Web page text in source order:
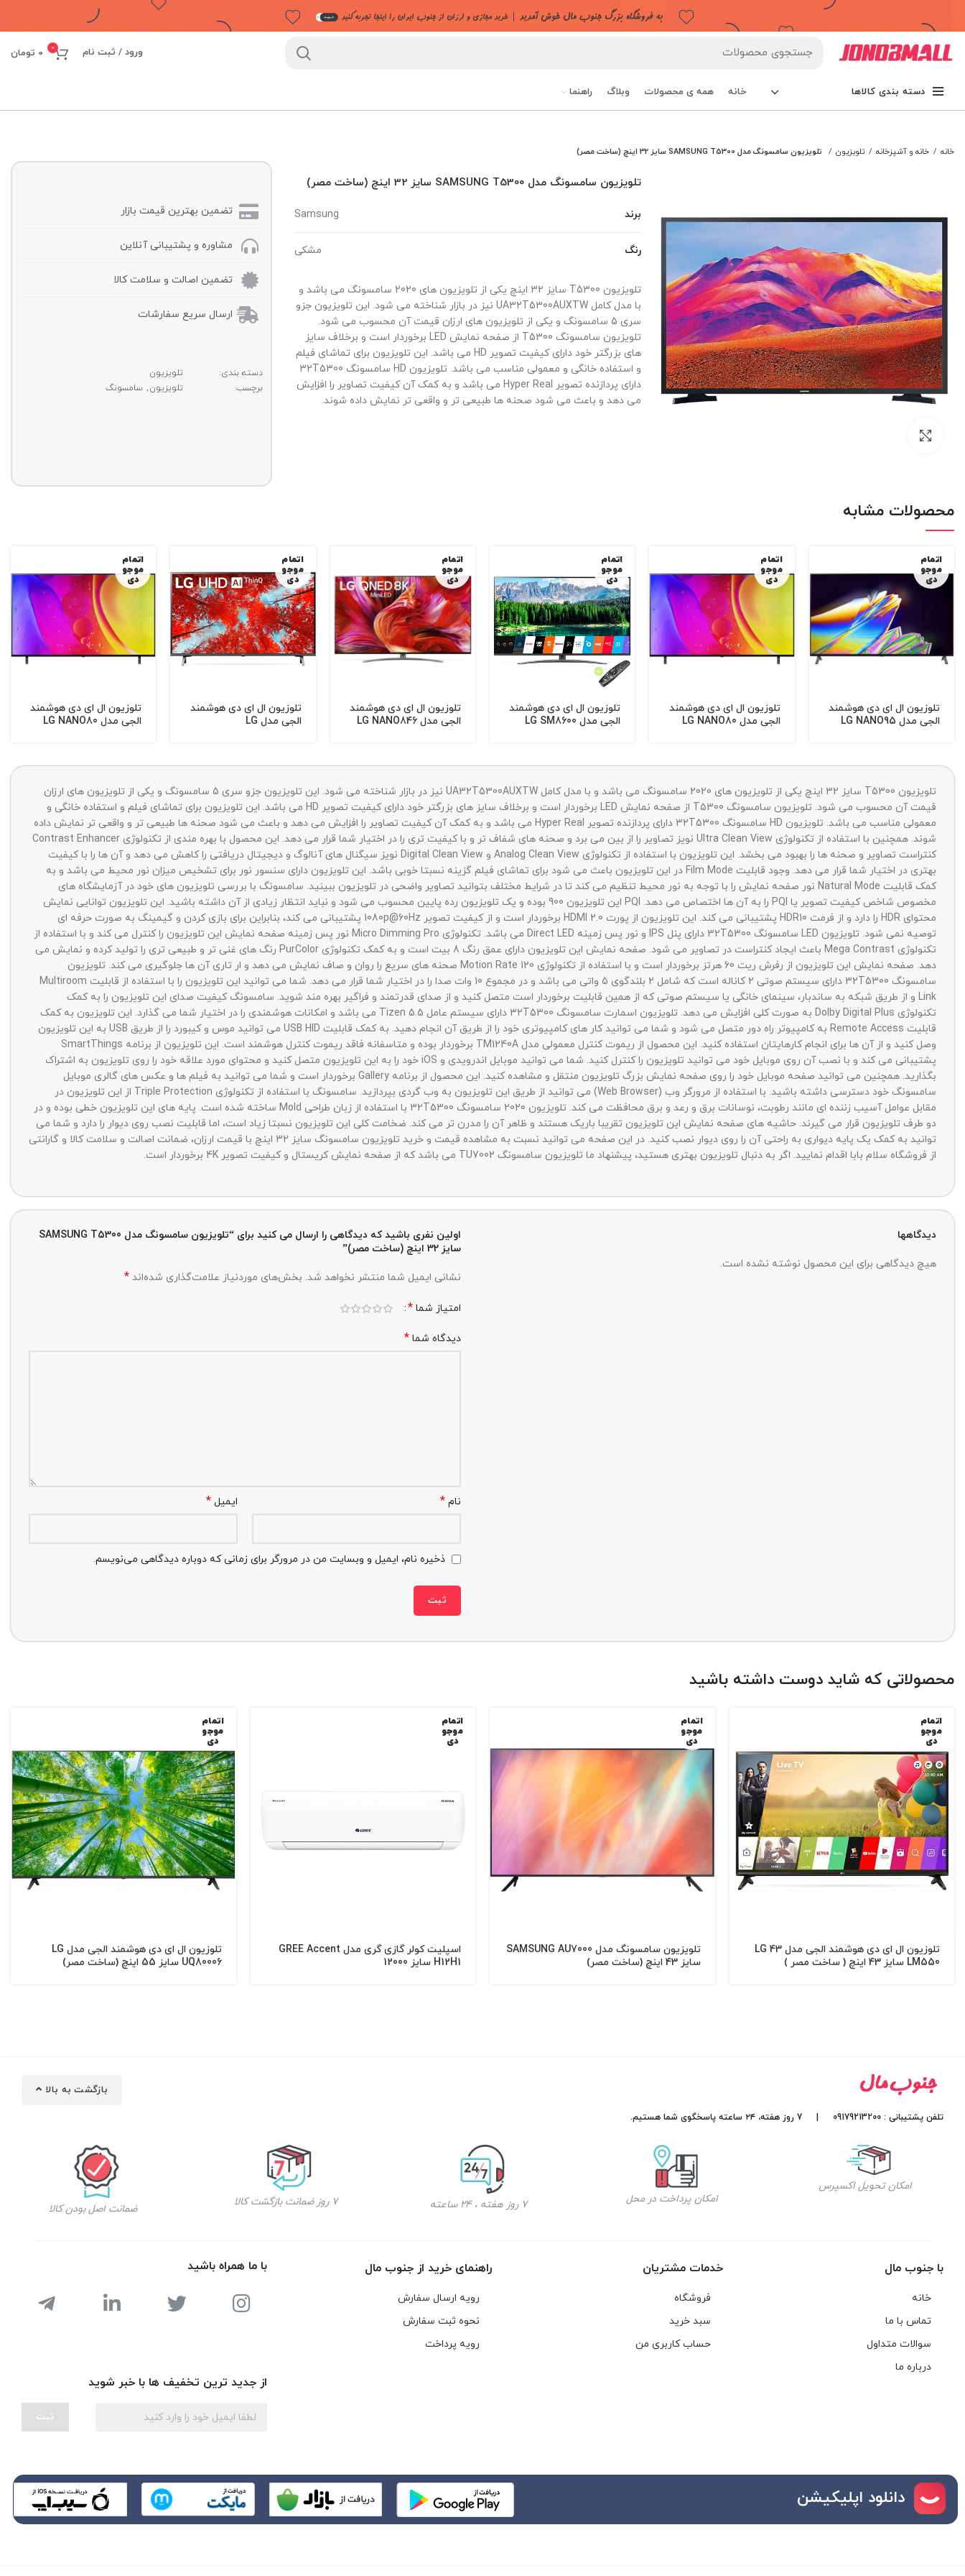
.
ورود / ثبت نام 0
0 تومان
دسته بندی کالاها خانه همه ی محصولات وبلاگ راهنما
خانه خانه و آشپزخانه تلویزیون تلویزیون سامسونگ مدل SAMSUNG T5300 سایز 32 اینچ (ساخت مصر)
تلویزیون سامسونگ مدل SAMSUNG T5300 سایز 32 اینچ (ساخت مصر)
برند Samsung
رنگ مشکی
تلویزیون T5300 سایز 32 اینچ یکی از تلویزیون های 2020 سامسونگ می باشد و
با مدل کامل UA32T5300AUXTW نیز در بازار شناخته می شود. این تلویزیون جزو
سری 5 سامسونگ و یکی از تلویزیون های ارزان قیمت آن محسوب می شود.
تلویزیون سامسونگ T5300 از صفحه نمایش LED برخوردار است و برخلاف سایز
های بزرگتر خود دارای کیفیت تصویر HD می باشد. این تلویزیون برای تماشای فیلم
و استفاده خانگی و معمولی مناسب می باشد. تلویزیون HD سامسونگ 32T5300
دارای پردازنده تصویر Hyper Real می باشد و به کمک آن کیفیت تصاویر را افزایش
می دهد و باعث می شود صحنه ها طبیعی تر و واقعی تر نمایش داده شوند.
تضمین بهترین قیمت بازار
مشاوره و پشتیبانی آنلاین
تضمین اصالت و سلامت کالا
ارسال سریع سفارشات
دسته بندی:
تلویزیون
برچسب:
تلویزیون, سامسونگ
محصولات مشابه
اتمام
موجو
دی
تلوزیون ال ای دی هوشمند
الجی مدل LG NANO95
اتمام
موجو
دی
تلوزیون ال ای دی هوشمند
الجی مدل LG NANO80
اتمام
موجو
دی
تلوزیون ال ای دی هوشمند
الجی مدل LG SM8600
اتمام
موجو
دی
تلوزیون ال ای دی هوشمند
الجی مدل LG NANO846
اتمام
موجو
دی
تلوزیون ال ای دی هوشمند
الجی مدل LG
اتمام
موجو
دی
تلوزیون ال ای دی هوشمند
الجی مدل LG NANO80
تلویزیون T5300 سایز 32 اینچ یکی از تلویزیون های 2020 سامسونگ می باشد و با مدل کامل UA32T5300AUXTW نیز در بازار شناخته می شود. این تلویزیون جزو سری 5 سامسونگ و یکی از تلویزیون های ارزان
قیمت آن محسوب می شود. تلویزیون سامسونگ T5300 از صفحه نمایش LED برخوردار است و برخلاف سایز های بزرگتر خود دارای کیفیت تصویر HD می باشد. این تلویزیون برای تماشای فیلم و استفاده خانگی و
معمولی مناسب می باشد. تلویزیون HD سامسونگ 32T5300 دارای پردازنده تصویر Hyper Real می باشد و به کمک آن کیفیت تصاویر را افزایش می دهد و باعث می شود صحنه ها طبیعی تر و واقعی تر نمایش داده
شوند. همچنین با استفاده از تکنولوژی Ultra Clean View نویز تصاویر را از بین می برد و صحنه های شفاف تر و با کیفیت تری را در اختیار شما قرار می دهد. این محصول با بهره مندی از تکنولوژی Contrast Enhancer
کنتراست تصاویر و صحنه ها را بهبود می بخشد. این تلویزیون با استفاده از تکنولوژی Analog Clean View و Digital Clean View نویز سیگنال های آنالوگ و دیجیتال دریافتی را کاهش می دهد و آن ها را با کیفیت
بهتری در اختیار شما قرار می دهد. وجود قابلیت Film Mode در این تلویزیون باعث می شود برای تماشای فیلم گزینه نسبتا خوبی باشد. این تلویزیون دارای سنسور نور برای تشخیص میزان نور محیط می باشد و به
کمک قابلیت Natural Mode نور صفحه نمایش را با توجه به نور محیط تنظیم می کند تا در شرایط مختلف بتوانید تصاویر واضحی در تلویزیون ببینید. سامسونگ با بررسی تلویزیون های خود در آزمایشگاه های
مخصوص شاخص کیفیت تصویر یا PQI را به آن ها اختصاص می دهد. PQI این تلویزیون 900 بوده و یک تلویزیون رده پایین محسوب می شود و نباید انتظار زیادی از آن داشته باشید. این تلویزیون توانایی نمایش
محتوای HDR را دارد و از فرمت HDR10 پشتیبانی می کند. این تلویزیون از پورت HDMI 2.0 برخوردار است و از کیفیت تصویر 1080p@60Hz پشتیبانی می کند، بنابراین برای بازی کردن و گیمینگ به صورت حرفه ای
توصیه نمی شود. تلویزیون LED سامسونگ 32T5300 دارای پنل IPS و نور پس زمینه Direct LED می باشد. تکنولوژی Micro Dimming Pro نور پس زمینه صفحه نمایش این تلویزیون را کنترل می کند و با استفاده از
تکنولوژی Mega Contrast باعث ایجاد کنتراست در تصاویر می شود. صفحه نمایش این تلویزیون دارای عمق رنگ 8 بیت است و به کمک تکنولوژی PurColor رنگ های غنی تر و طبیعی تری را تولید کرده و نمایش می
دهد. صفحه نمایش این تلویزیون از رفرش ریت 60 هرتز برخوردار است و با استفاده از تکنولوژی Motion Rate 120 صحنه های سریع را روان و صاف نمایش می دهد و ار تاری آن ها جلوگیری می کند. تلویزیون
سامسونگ 32T5300 دارای سیستم صوتی 2 کاناله است که شامل 2 بلندگوی 5 واتی می باشد و در مجموع 10 وات صدا را در اختیار شما قرار می دهد. شما می توانید این تلویزیون را با استفاده از قابلیت Multiroom
Link و از طریق شبکه به ساندبار، سینمای خانگی یا سیستم صوتی که از همین قابلیت برخوردار است متصل کنید و از صدای قدرتمند و فراگیر بهره مند شوید. سامسونگ کیفیت صدای این تلویزیون را به کمک
تکنولوژی Dolby Digital Plus به صورت کلی افزایش می دهد. تلویزیون اسمارت سامسونگ 32T5300 دارای سیستم عامل Tizen 5.5 می باشد و امکانات هوشمندی را در اختیار شما می گذارد. این تلویزیون به کمک
قابلیت Remote Access به کامپیوتر راه دور متصل می شود و شما می توانید کار های کامپیوتری خود را از طریق آن انجام دهید. به کمک قابلیت USB HID می توانید موس و کیبورد را از طریق USB به این تلویزیون
وصل کنید و از آن ها برای انجام کارهایتان استفاده کنید. این محصول از ریموت کنترل معمولی مدل TM1240A برخوردار بوده و متاسفانه فاقد ریموت کنترل هوشمند است. این تلویزیون از برنامه SmartThings
پشتیبانی می کند و با نصب آن روی موبایل خود می توانید تلویزیون را کنترل کنید. شما می توانید موبایل اندرویدی و iOS خود را به این تلویزیون متصل کنید و محتوای مورد علاقه خود را روی تلویزیون به اشتراک
بگذارید. همچنین می توانید صفحه موبایل خود را روی صفحه نمایش بزرگ تلویزیون منتقل و مشاهده کنید. این محصول از برنامه Gallery برخوردار است و شما می توانید به فیلم ها و عکس های گالری موبایل
سامسونگ خود دسترسی داشته باشید. با استفاده از مرورگر وب (Web Browser) می توانید از طریق این تلویزیون به وب گردی بپردازید. سامسونگ با استفاده از تکنولوژی Triple Protection از این تلویزیون در
مقابل عوامل آسیب زننده ای مانند رطوبت، نوسانات برق و رعد و برق محافظت می کند. تلویزیون 2020 سامسونگ 32T5300 با استفاده از زبان طراحی Mold ساخته شده است. پایه های این تلویزیون خطی بوده و در
دو طرف تلویزیون قرار می گیرند. حاشیه های صفحه نمایش این تلویزیون تقریبا باریک هستند و ظاهر آن را مدرن تر می کند. ضخامت کلی این تلویزیون نسبتا زیاد است، اما قابلیت نصب روی دیوار را دارد و شما می
توانید به کمک یک پایه دیواری به راحتی آن را روی دیوار نصب کنید. در این صفحه می توانید نسبت به مشاهده قیمت و خرید تلویزیون سامسونگ سایز 32 اینچ با قیمت ارزان، ضمانت اصالت و سلامت کالا و گارانتی
از فروشگاه سلام بابا اقدام نمایید. اگر به دنبال تلویزیون بهتری هستید، پیشنهاد ما تلویزیون سامسونگ TU7002 می باشد که از صفحه نمایش کریستال و کیفیت تصویر 4K برخوردار است.
دیدگاهها
هیچ دیدگاهی برای این محصول نوشته نشده است.
اولین نفری باشید که دیدگاهی را ارسال می کنید برای “تلویزیون سامسونگ مدل SAMSUNG T5300
سایز 32 اینچ (ساخت مصر)”
نشانی ایمیل شما منتشر نخواهد شد. بخش‌های موردنیاز علامت‌گذاری شده‌اند *
امتیاز شما *
دیدگاه شما *
نام * ایمیل *
ذخیره نام، ایمیل و وبسایت من در مرورگر برای زمانی که دوباره دیدگاهی می‌نویسم.
محصولاتی که شاید دوست داشته باشید
اتمام
موجو
دی
تلوزیون ال ای دی هوشمند الجی مدل 43 LG
LM550 سایز 43 اینچ ( ساخت مصر )
اتمام
موجو
دی
تلویزیون سامسونگ مدل SAMSUNG AU7000
سایز 43 اینچ (ساخت مصر)
اتمام
موجو
دی
اسپلیت کولر گازی گری مدل GREE Accent
H12H1 سایز 12000
اتمام
موجو
دی
تلوزیون ال ای دی هوشمند الجی مدل LG
UQ80006 سایز 55 اینچ (ساخت مصر)
تلفن پشتیبانی : 09179213200 | 7 روز هفته، ۲۴ ساعته پاسخگوی شما هستیم.
بازگشت به بالا
امکان تحویل اکسپرس
امکان پرداخت در محل
7 روز هفته ، 24 ساعته 7 روز ضمانت بازگشت کالا
ضمانت اصل بودن کالا
با جنوب مال
خانه
تماس با ما
سوالات متداول
درباره ما
خدمات مشتریان
فروشگاه
سبد خرید
حساب کاربری من
راهنمای خرید از جنوب مال
رویه ارسال سفارش
نحوه ثبت سفارش
رویه پرداخت
با ما همراه باشید
از جدید ترین تخفیف ها با خبر شوید
ثبت
دانلود اپلیکیشن